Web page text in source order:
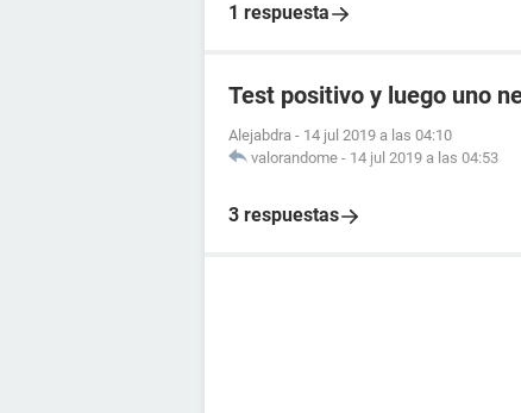
1 respuesta
Test positivo y luego uno
Alejabdra - 14 jul 2019 a las 04:10
valorandome - 14 jul 2019 a las 04:53
3 respuestas